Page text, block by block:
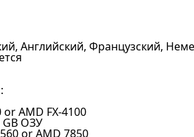
Английский, Французский,
AMD FX-4100
ОЗУ
or AMD 7850